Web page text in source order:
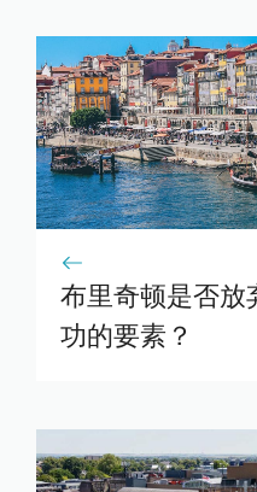
布里奇顿是否放
功的要素？